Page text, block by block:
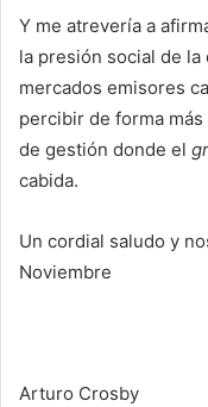
Y me atrevería a
la presión social de
mercados emisores
percibir de forma
de gestión donde el
cabida.
Un cordial saludo y
Noviembre
Arturo Crosby